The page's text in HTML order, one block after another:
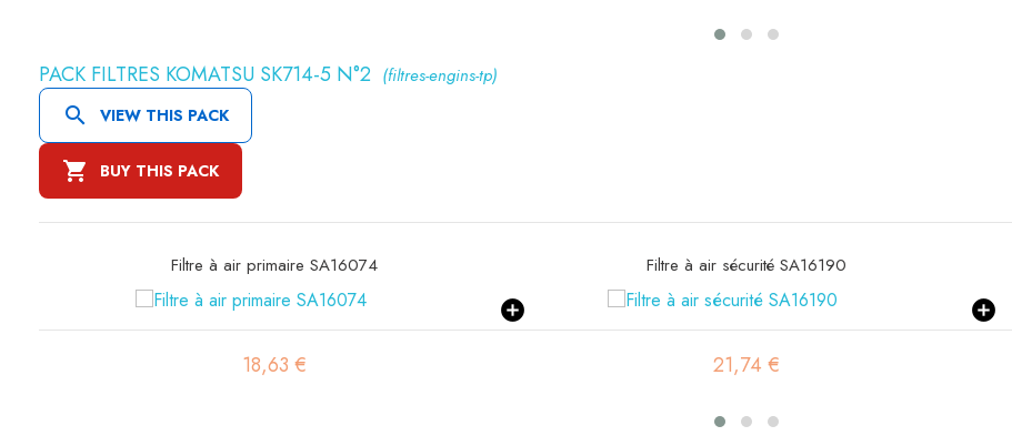
PACK FILTRES KOMATSU SK714-5 N°2 (filtres-engins-tp)
 VIEW THIS PACK
 BUY THIS PACK
Filtre à air primaire SA16074
18,63 €
Filtre à air sécurité SA16190
21,74 €